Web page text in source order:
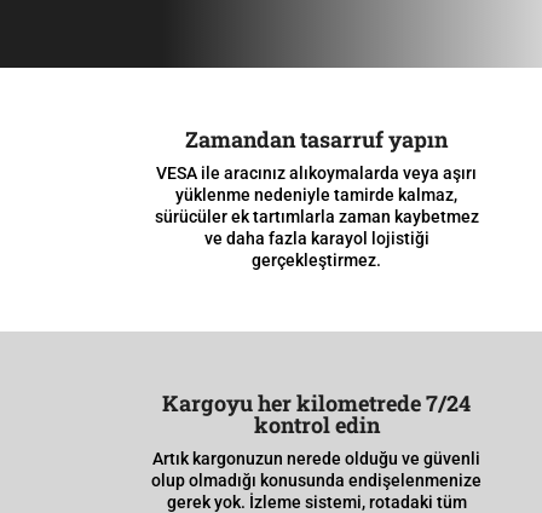
Zamandan tasarruf yapın
VESA ile aracınız alıkoymalarda veya aşırı
yüklenme nedeniyle tamirde kalmaz,
sürücüler ek tartımlarla zaman kaybetmez
ve daha fazla karayol lojistiği
gerçekleştirmez.
Kargoyu her kilometrede 7/24
kontrol edin
Artık kargonuzun nerede olduğu ve güvenli
olup olmadığı konusunda endişelenmenize
gerek yok. İzleme sistemi, rotadaki tüm